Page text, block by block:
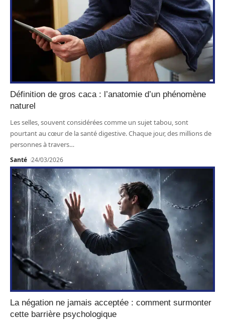
Définition de gros caca : l’anatomie d’un phénomène
naturel
Les selles, souvent considérées comme un sujet tabou, sont
pourtant au cœur de la santé digestive. Chaque jour, des millions de
personnes à travers…
Santé 24/03/2026
La négation ne jamais acceptée : comment surmonter
cette barrière psychologique